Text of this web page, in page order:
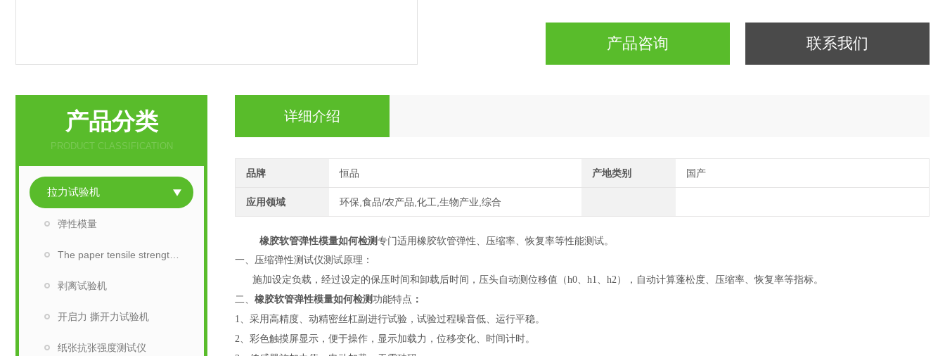
产品咨询 联系我们
详细介绍
品牌 恒品 产地类别 国产
应用领域 环保,食品/农产品,化工,生物产业,综合
橡胶软管弹性模量如何检测专门适用橡胶软管弹性、压缩率、恢复率等性能测试。
一、压缩弹性测试仪测试原理：
施加设定负载，经过设定的保压时间和卸载后时间，压头自动测位移值（h0、h1、h2），自动计算蓬松度、压缩率、恢复率等指标。
二、 橡胶软管弹性模量如何检测功能特点 ：
1、采用高精度、动精密丝杠副进行试验，试验过程噪音低、运行平稳。
2、彩色触摸屏显示，便于操作，显示加载力，位移变化、时间计时。
产品分类
PRODUCT CLASSIFICATION
拉力试验机
弹性模量
剥离试验机
开启力 撕开力试验机
纸张抗张强度测试仪